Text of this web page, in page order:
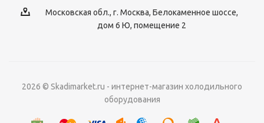
Московская обл., г. Москва, Белокаменное шоссе,
дом 6 Ю, помещение 2
2026 © Skadimarket.ru - интернет-магазин холодильного
оборудования